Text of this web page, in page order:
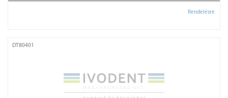
Rendelésre
DT80401